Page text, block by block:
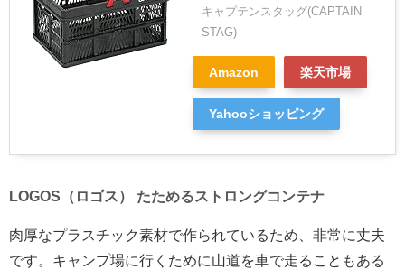
キャプテンスタッグ(CAPTAIN
STAG)
Amazon 楽天市場
Yahooショッピング
LOGOS（ロゴス） たためるストロングコンテナ
肉厚なプラスチック素材で作られているため、非常に丈夫
です。キャンプ場に行くために山道を車で走ることもある